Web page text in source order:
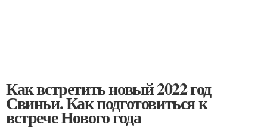
Как встретить новый 2022 год
Свиньи. Как подготовиться к
встрече Нового года